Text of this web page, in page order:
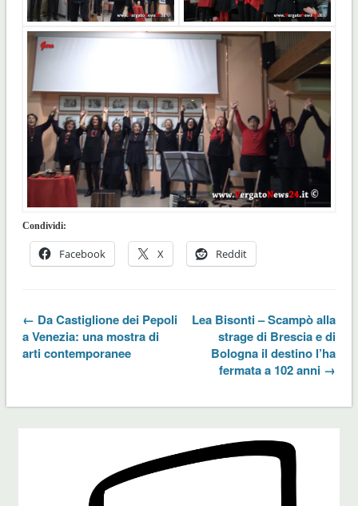
Condividi:
Facebook X Reddit
← Da Castiglione dei Pepoli
a Venezia: una mostra di
arti contemporanee
Lea Bisonti – Scampò alla
strage di Brescia e di
Bologna il destino l’ha
fermata a 102 anni →